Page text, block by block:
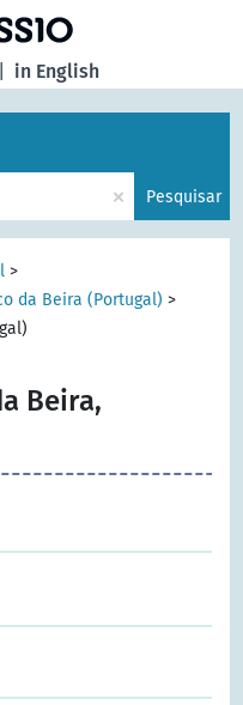
in English
× Pesquisar
>
da Beira (Portugal) >
Beira,